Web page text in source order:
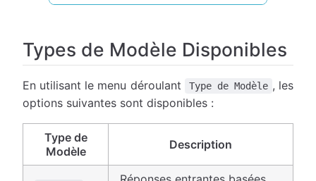
Types de Modèle Disponibles
En utilisant le menu déroulant Type de Modèle , les
options suivantes sont disponibles :
Type de
Modèle
Description